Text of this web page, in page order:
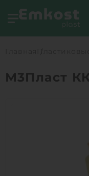
М3Пласт